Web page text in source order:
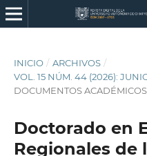
INICIO / ARCHIVOS /
VOL. 15 NÚM. 44 (2026):
DOCUMENTOS ACADÉMICOS
Doctorado en
Regionales de